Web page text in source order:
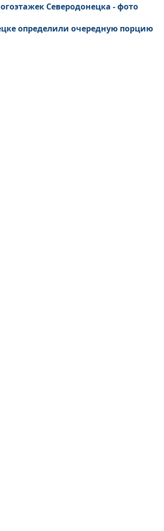
Северодонецка - фото
определили очередную порцию